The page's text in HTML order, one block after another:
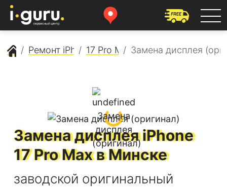
Сервисный центр Apple
Ремонт iPhone17 Pro MaxЗамена дисплея
Замена дисплеяiPhone
17 Pro Maxв Минске
заводской оригинальный